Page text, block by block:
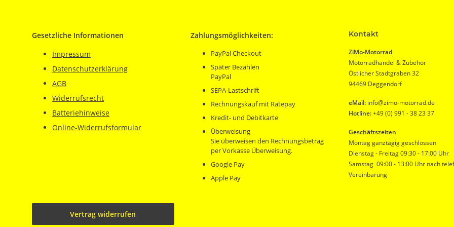
Gesetzliche Informationen
Impressum
Datenschutzerklärung
AGB
Widerrufsrecht
Batteriehinweise
Online-Widerrufsformular
Zahlungsmöglichkeiten:
PayPal Checkout
Später Bezahlen
PayPal
SEPA-Lastschrift
Rechnungskauf mit Ratepay
Kredit- und Debitkarte
Überweisung
Sie überweisen den Rechnungsbetrag
per Vorkasse Überweisung.
Google Pay
Apple Pay
Kontakt
ZiMo-Motorrad
Motorradhandel & Zubehör
Östlicher Stadtgraben 32
94469 Deggendorf
eMail: info@zimo-motorrad.de
Hotline:+49 (0) 991 - 38 23 37
Geschäftszeiten
Montag ganztägig geschlossen
Dienstag - Freitag 09:30 - 17:00 Uhr
Samstag 09:00 - 13:00 Uhr nach
Vereinbarung
Vertrag widerrufen